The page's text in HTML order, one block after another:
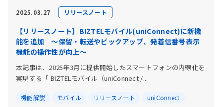
2025.03.27 リリースノート
【リリースノート】BIZTELモバイル(uniConnect)に新機
能を追加 〜保留・転送やピックアップ、発着信番号表示
機能の操作性が向上〜
本記事は、2025年3月に提供開始したスマートフォンの内線化を
実現する「 BIZTELモバイル（uniConnect /...
機能解説 モバイル リリースノート uniConnect